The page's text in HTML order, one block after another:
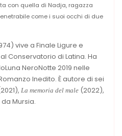
con quella di Nadja, ragazza
come i suoi occhi di due
vive a Finale Ligure e
Conservatorio di Latina. Ha
NeroNotte 2019 nelle
Inedito. È autore di sei
La memoria del male (2022),
Mursia.